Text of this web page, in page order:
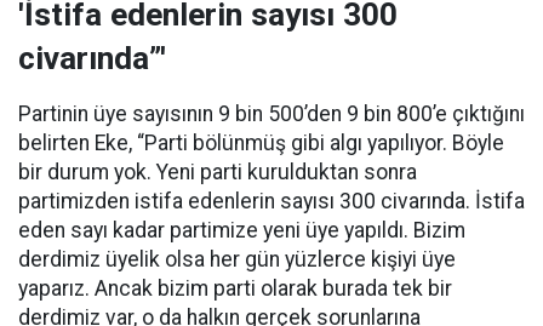
'İstifa edenlerin sayısı 300
civarında”'
Partinin üye sayısının 9 bin 500’den 9 bin 800’e çıktığını
belirten Eke, “Parti bölünmüş gibi algı yapılıyor. Böyle
bir durum yok. Yeni parti kurulduktan sonra
partimizden istifa edenlerin sayısı 300 civarında. İstifa
eden sayı kadar partimize yeni üye yapıldı. Bizim
derdimiz üyelik olsa her gün yüzlerce kişiyi üye
yaparız. Ancak bizim parti olarak burada tek bir
derdimiz var, o da halkın gerçek sorunlarına